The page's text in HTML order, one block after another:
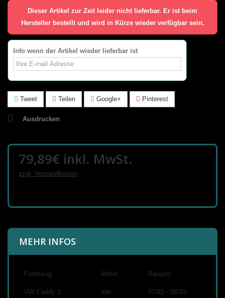
Dieser Artikel zur Zeit leider nicht lieferbar. Er ist beim
Hersteller bestellt und wird in Kürze wieder verfügbar sein.
Info wenn der Artikel wieder lieferbar ist
Tweet Teilen Google+ Pinterest
Ausdrucken
79,89€ inkl. MwSt.
zzgl. Versandkosten
MEHR INFOS
Fahrzeug: Motor: Baujahr:
VW Caddy 1 alle 07/82 - 08/93